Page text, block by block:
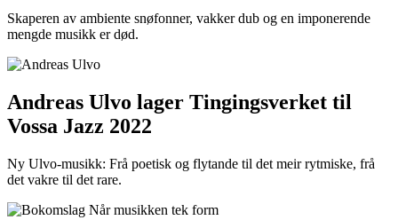
Skaperen av ambiente snøfonner, vakker dub og en imponerende
mengde musikk er død.
Andreas Ulvo lager Tingingsverket til
Vossa Jazz 2022
Ny Ulvo-musikk: Frå poetisk og flytande til det meir rytmiske, frå
det vakre til det rare.